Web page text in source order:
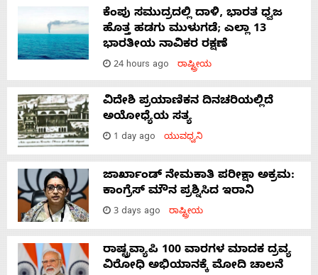
ಕೆಂಪು ಸಮುದ್ರದಲ್ಲಿ ದಾಳಿ, ಭಾರತ ಧ್ವಜ
ಹೊತ್ತ ಹಡಗು ಮುಳುಗಡೆ; ಎಲ್ಲಾ 13
ಭಾರತೀಯ ನಾವಿಕರ ರಕ್ಷಣೆ
24 hours ago ರಾಷ್ಟ್ರೀಯ
ವಿದೇಶಿ ಪ್ರಯಾಣಿಕನ ದಿನಚರಿಯಲ್ಲಿದೆ
ಅಯೋಧ್ಯೆಯ ಸತ್ಯ
1 day ago ಯುವಧ್ವನಿ
ಜಾರ್ಖಾಂಡ್‌ ನೇಮಕಾತಿ ಪರೀಕ್ಷಾ ಅಕ್ರಮ:
ಕಾಂಗ್ರೆಸ್‌ ಮೌನ ಪ್ರಶ್ನಿಸಿದ ಇರಾನಿ
3 days ago ರಾಷ್ಟ್ರೀಯ
ರಾಷ್ಟ್ರವ್ಯಾಪಿ 100 ವಾರಗಳ ಮಾದಕ ದ್ರವ್ಯ
ವಿರೋಧಿ ಅಭಿಯಾನಕ್ಕೆ ಮೋದಿ ಚಾಲನೆ